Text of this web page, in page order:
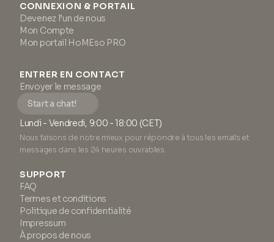
CONNEXION & PORTAIL
Devenez l’un de nous
Mon Compte
Mon portail HoMEso PRO
ENTRER EN CONTACT
Envoyer le message
Start a chat!
Lundi - Vendredi, 9:00 - 18:00 (CET)
Nous faisons de notre mieux pour répondre à tous les emails et
messages dans les 24 heures ouvrables.
SUPPORT
FAQ
Termes et conditions
Politique de confidentialité
Impressum
À propos de nous